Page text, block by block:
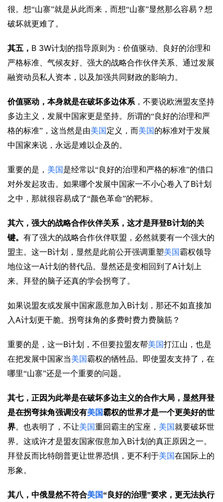
很。想“山寨”就是从此而来，而想“山寨”显然那么容易？想
破坏就更难了。
其五， B 3W计划的指导原则为：价值驱动、良好的治理和
严格标准、气候友好、强大的战略合作伙伴关系、通过发展
融资动员私人资本，以及加强共同财政的影响力。
价值驱动，本身就是在破坏多边体系 ，不要说欧洲盟友坚持
多边主义，发展中国家更是坚持。所谓的“良好的治理和严
格的标准”，这当然是由美国 定义，而美国 的标准对于发展
中国家来说，永远是难以企及的。
重要的是， 美国 是经常以“良好的治理和严格的标准”的借口
对外发起攻击。如果哪个发展中国家一不小心卷入了B计划
之中，那就很容易成了“颜色革命”的靶标。
其六，强大的战略合作伙伴关系，这才是拜登B计划的关
键。 有了强大的战略合作伙伴联盟，必然就要有一个强大的
盟主。这一B计划，显然是此前公开强调重塑美国 霸权领导
地位这一A计划的替代品。显然还是变相回到了A计划上
来。拜登的脑子还真的学会拐弯了。
如果说盟友或发展中国家愿意加入 B计划，那还不如直接加
入A计划更干脆。拐弯抹角的多费时费力费脑筋？
重要的是，这一B计划，不但要拉盟友帮美国打江山，也是
在把发展中国家当美国 霸权的牺牲品。即使盟友支持了，在
哪里“山寨”还是一个重要的问题。
其七，正因为此举是在破坏多边主义的合作大局，显然拜登
是在拐弯抹角强调没有美国霸权的世界才是一个更美好的世
界。也表明了，不让美国重回霸主的宝座， 美国 就要破坏世
界。这或许才是盟友国家假意加入 B计划的真正原因之一。
拜登反而比特朗普更让世界恐惧，更不利于美国在国际上的
形象。
其八，中俄显然不符合美国“良好的治理”要求，更无法执行